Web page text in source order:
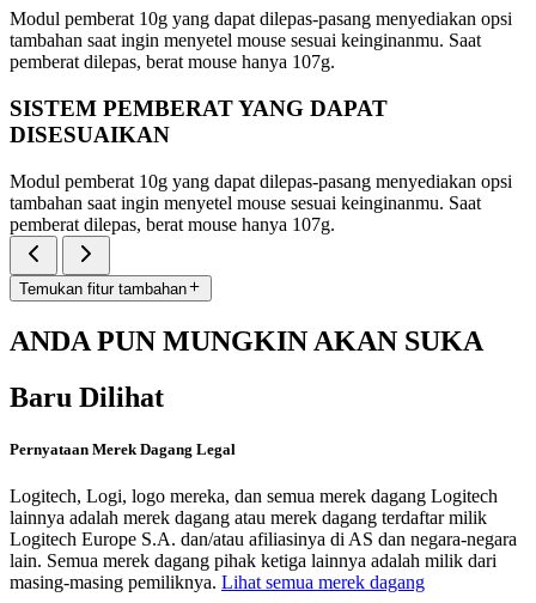
Modul pemberat 10g yang dapat dilepas-pasang menyediakan opsi
tambahan saat ingin menyetel mouse sesuai keinginanmu. Saat
pemberat dilepas, berat mouse hanya 107g.
SISTEM PEMBERAT YANG DAPAT
DISESUAIKAN
Modul pemberat 10g yang dapat dilepas-pasang menyediakan opsi
tambahan saat ingin menyetel mouse sesuai keinginanmu. Saat
pemberat dilepas, berat mouse hanya 107g.
Temukan fitur tambahan
ANDA PUN MUNGKIN AKAN SUKA
Baru Dilihat
Pernyataan Merek Dagang Legal
Logitech, Logi, logo mereka, dan semua merek dagang Logitech
lainnya adalah merek dagang atau merek dagang terdaftar milik
Logitech Europe S.A. dan/atau afiliasinya di AS dan negara-negara
lain. Semua merek dagang pihak ketiga lainnya adalah milik dari
masing-masing pemiliknya. Lihat semua merek dagang